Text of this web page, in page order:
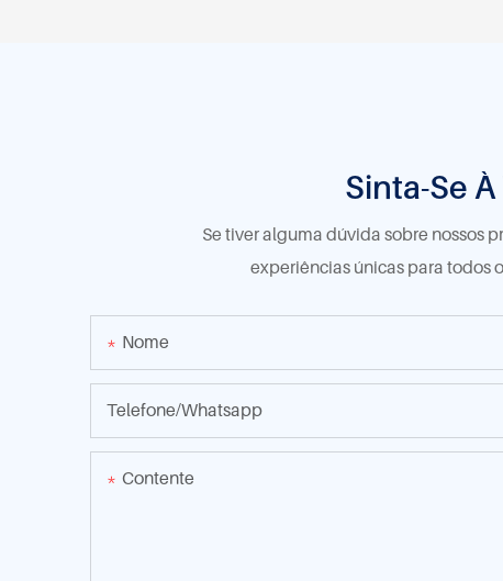
Sinta-Se
Se tiver alguma dúvida sobre nossos
experiências únicas para todos
Nome
Telefone/whatsapp
Contente